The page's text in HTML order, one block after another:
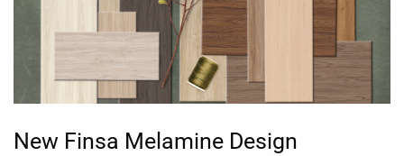
New Finsa Melamine Design